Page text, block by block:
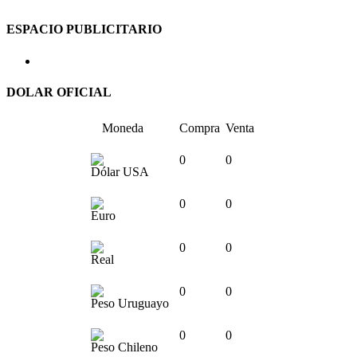
ESPACIO PUBLICITARIO
DOLAR OFICIAL
Moneda Compra Venta
Dólar USA
0 0
Euro
0 0
Real
0 0
Peso Uruguayo
0 0
Peso Chileno
0 0